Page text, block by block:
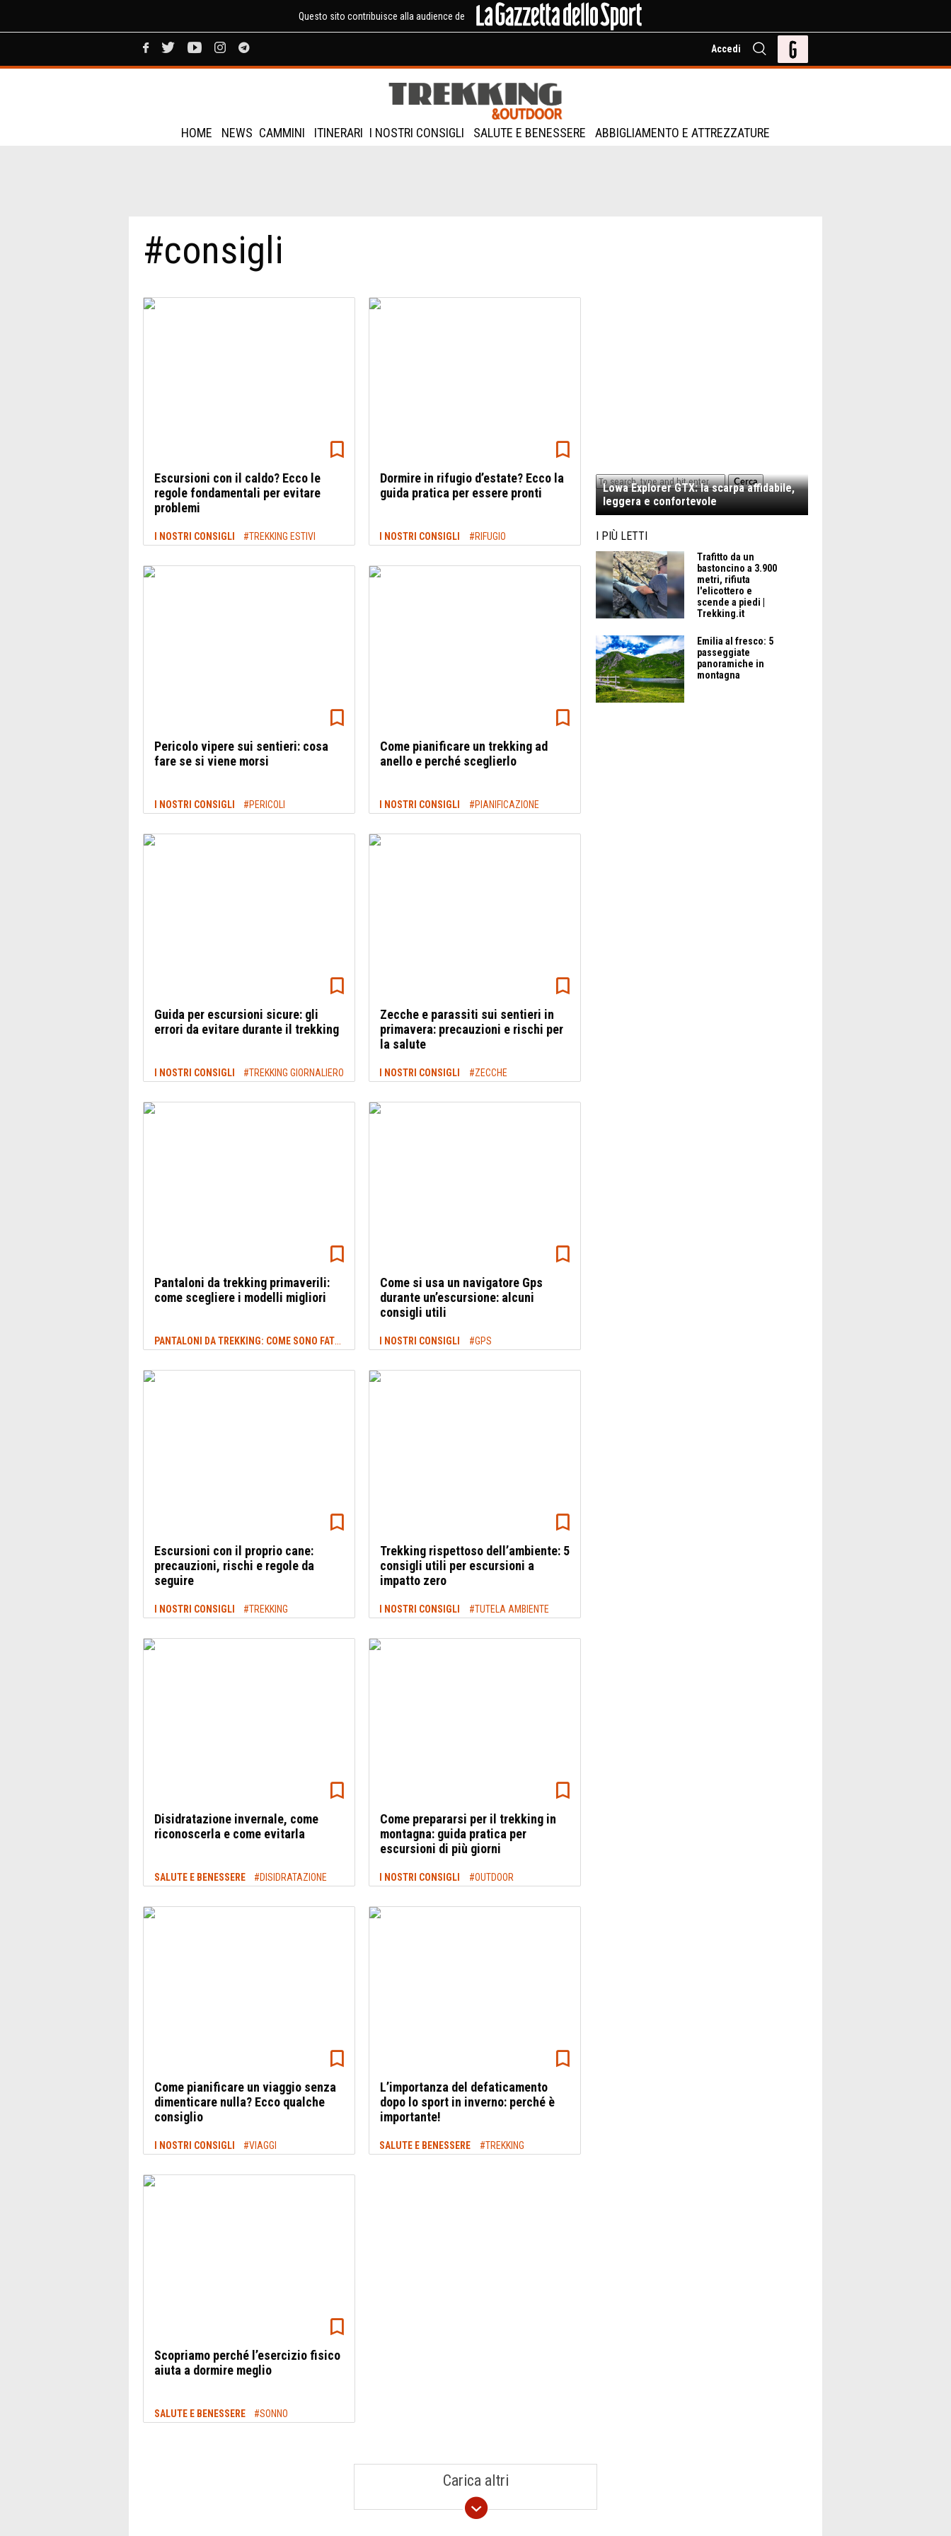
Questo sito contribuisce alla audience de
Accedi
HOME NEWS CAMMINI ITINERARI I NOSTRI CONSIGLI SALUTE E BENESSERE ABBIGLIAMENTO E ATTREZZATURE
#consigli
Escursioni con il caldo? Ecco le
regole fondamentali per evitare
problemi
I NOSTRI CONSIGLI #TREKKING ESTIVI
Dormire in rifugio d’estate? Ecco la
guida pratica per essere pronti
I NOSTRI CONSIGLI #RIFUGIO
Pericolo vipere sui sentieri: cosa
fare se si viene morsi
I NOSTRI CONSIGLI #PERICOLI
Come pianificare un trekking ad
anello e perché sceglierlo
I NOSTRI CONSIGLI #PIANIFICAZIONE
Guida per escursioni sicure: gli
errori da evitare durante il trekking
I NOSTRI CONSIGLI #TREKKING GIORNALIERO
Zecche e parassiti sui sentieri in
primavera: precauzioni e rischi per
la salute
I NOSTRI CONSIGLI #ZECCHE
Pantaloni da trekking primaverili:
come scegliere i modelli migliori
PANTALONI DA TREKKING: COME SONO FATTI E I MIGLIORI MODELLI #PANTALONI DA TREKKING
Come si usa un navigatore Gps
durante un’escursione: alcuni
consigli utili
I NOSTRI CONSIGLI #GPS
Escursioni con il proprio cane:
precauzioni, rischi e regole da
seguire
I NOSTRI CONSIGLI #TREKKING
Trekking rispettoso dell’ambiente: 5
consigli utili per escursioni a
impatto zero
I NOSTRI CONSIGLI #TUTELA AMBIENTE
Disidratazione invernale, come
riconoscerla e come evitarla
SALUTE E BENESSERE #DISIDRATAZIONE
Come prepararsi per il trekking in
montagna: guida pratica per
escursioni di più giorni
I NOSTRI CONSIGLI #OUTDOOR
Come pianificare un viaggio senza
dimenticare nulla? Ecco qualche
consiglio
I NOSTRI CONSIGLI #VIAGGI
L’importanza del defaticamento
dopo lo sport in inverno: perché è
importante!
SALUTE E BENESSERE #TREKKING
Scopriamo perché l’esercizio fisico
aiuta a dormire meglio
SALUTE E BENESSERE #SONNO
Cerca
Lowa Explorer GTX: la scarpa affidabile,
leggera e confortevole
I PIÙ LETTI
Trafitto da un
bastoncino a 3.900
metri, rifiuta
l'elicottero e
scende a piedi |
Trekking.it
Emilia al fresco: 5
passeggiate
panoramiche in
montagna
Carica altri